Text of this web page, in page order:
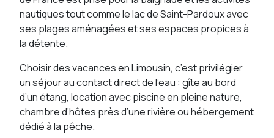
nautiques tout comme le lac de Saint-Pardoux avec
ses plages aménagées et ses espaces propices à
la détente.
Choisir des vacances en Limousin, c’est privilégier
un séjour au contact direct de l’eau : gîte au bord
d’un étang, location avec piscine en pleine nature,
chambre d’hôtes près d’une rivière ou hébergement
dédié à la pêche.